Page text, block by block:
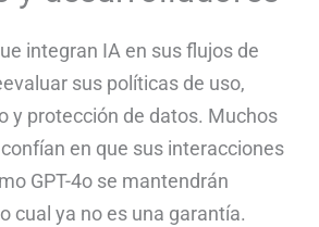
integran IA en sus flujos de
sus políticas de uso,
y protección de datos. Muchos
en que sus interacciones
GPT-4o se mantendrán
cual ya no es una garantía.